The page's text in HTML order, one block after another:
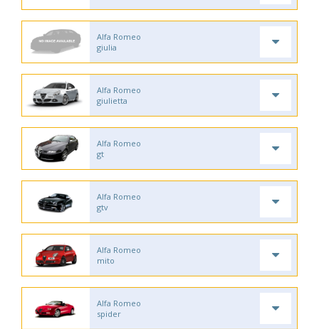
Alfa Romeo
giulia
Alfa Romeo
giulietta
Alfa Romeo
gt
Alfa Romeo
gtv
Alfa Romeo
mito
Alfa Romeo
spider